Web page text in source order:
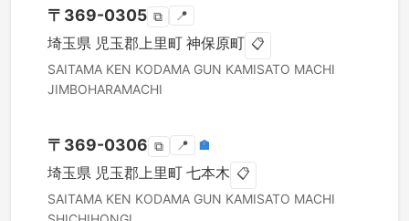
〒 369-0305 ⧉ 📍
埼玉県 児玉郡上里町 神保原町 📋
SAITAMA KEN KODAMA GUN KAMISATO MACHI
JIMBOHARAMACHI
〒 369-0306 ⧉ 📍 🏣
埼玉県 児玉郡上里町 七本木 📋
SAITAMA KEN KODAMA GUN KAMISATO MACHI